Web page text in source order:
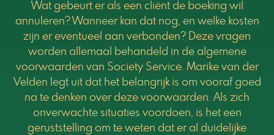
Wat gebeurt er als een cliënt de boeking wil
annuleren? Wanneer kan dat nog, en welke kosten
zijn er eventueel aan verbonden? Deze vragen
worden allemaal behandeld in de algemene
voorwaarden van Society Service. Marike van der
Velden legt uit dat het belangrijk is om vooraf goed
na te denken over deze voorwaarden. Als zich
onverwachte situaties voordoen, is het een
geruststelling om te weten dat er al duidelijke